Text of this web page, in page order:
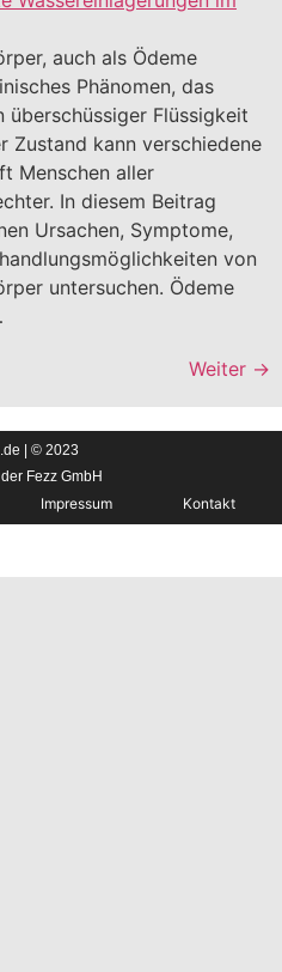
auch als Ödeme
Phänomen, das
Flüssigkeit
Zustand kann verschiedene
Menschen aller
In diesem Beitrag
Ursachen, Symptome,
von
untersuchen. Ödeme
Weiter →
| © 2023
Fezz GmbH
Impressum Kontakt